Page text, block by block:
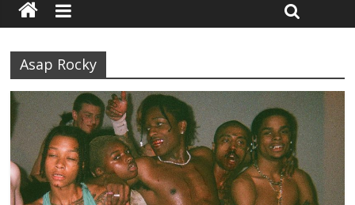
Asap Rocky